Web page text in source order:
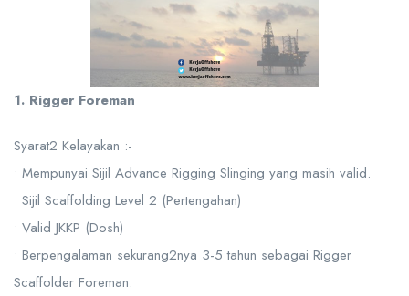
1. Rigger Foreman
Syarat2 Kelayakan :-
• Mempunyai Sijil Advance Rigging Slinging yang masih valid.
• Sijil Scaffolding Level 2 (Pertengahan)
• Valid JKKP (Dosh)
• Berpengalaman sekurang2nya 3-5 tahun sebagai Rigger
Scaffolder Foreman.